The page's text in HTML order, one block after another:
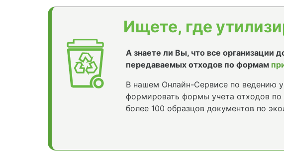
Ищете, где
А знаете ли Вы, что все организации
передаваемых отходов по формам
В нашем Онлайн-Сервисе по ведению
формировать формы учета отходов
более 100 образцов документов по